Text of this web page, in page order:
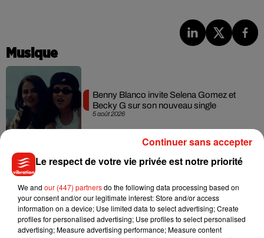
Musique
5 août 2026
Benny Blanco invite Selena Gomez et
Becky G sur son nouveau single
4 août 2026
live session solaire
Le respect de votre vie privée est notre priorité
We and our (447) partnersdo the following data processing based on
your consent and/or our legitimate interest: Store and/or access
information on a device; Use limited data to select advertising; Create
profiles for personalised advertising; Use profiles to select personalised
advertising; Measure advertising performance; Measure content
Continuer sans accepter